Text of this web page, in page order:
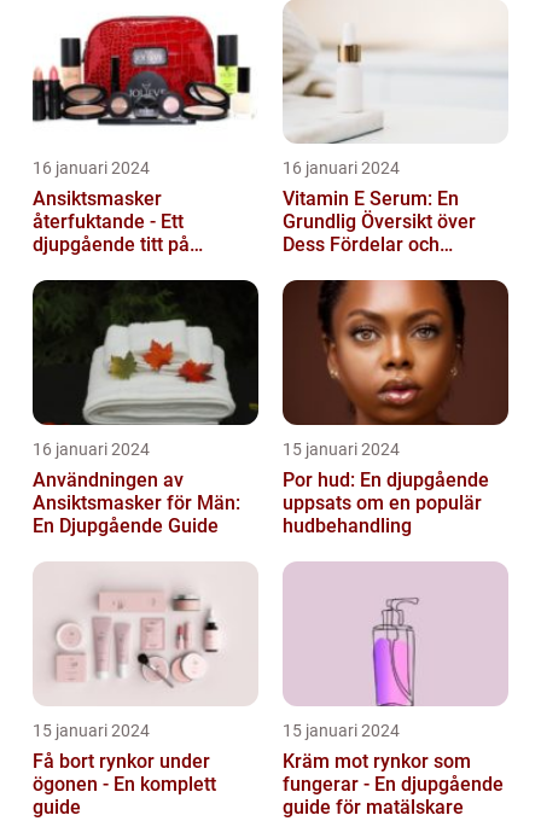
16 januari 2024
Ansiktsmasker
återfuktande - Ett
djupgående titt på
fenomen
16 januari 2024
Vitamin E Serum: En
Grundlig Översikt över
Dess Fördelar och
16 januari 2024
Användningen av
Ansiktsmasker för Män:
En Djupgående Guide
15 januari 2024
Por hud: En djupgående
uppsats om en populär
hudbehandling
15 januari 2024
Få bort rynkor under
ögonen - En komplett
guide
15 januari 2024
Kräm mot rynkor som
fungerar - En djupgående
guide för matälskare